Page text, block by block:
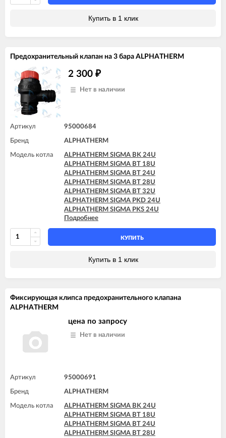
ALPHATHERM SIGMA PTS 24U
Купить в 1 клик
Предохранительный клапан на 3 бара ALPHATHERM
2 300 ₽
Нет в наличии
Артикул 95000684
Бренд ALPHATHERM
Модель котла
ALPHATHERM SIGMA BK 24U
ALPHATHERM SIGMA BT 18U
ALPHATHERM SIGMA BT 24U
ALPHATHERM SIGMA BT 28U
ALPHATHERM SIGMA BT 32U
ALPHATHERM SIGMA PKD 24U
ALPHATHERM SIGMA PKS 24U
ALPHATHERM SIGMA PTD 24U
ALPHATHERM SIGMA PTD 28U
ALPHATHERM SIGMA PTS 18U
ALPHATHERM SIGMA PTS 24U
Подробнее
КУПИТЬ
Купить в 1 клик
Фиксирующая клипса предохранительного клапана
ALPHATHERM
цена по запросу
Нет в наличии
Артикул 95000691
Бренд ALPHATHERM
Модель котла
ALPHATHERM SIGMA BK 24U
ALPHATHERM SIGMA BT 18U
ALPHATHERM SIGMA BT 24U
ALPHATHERM SIGMA BT 28U